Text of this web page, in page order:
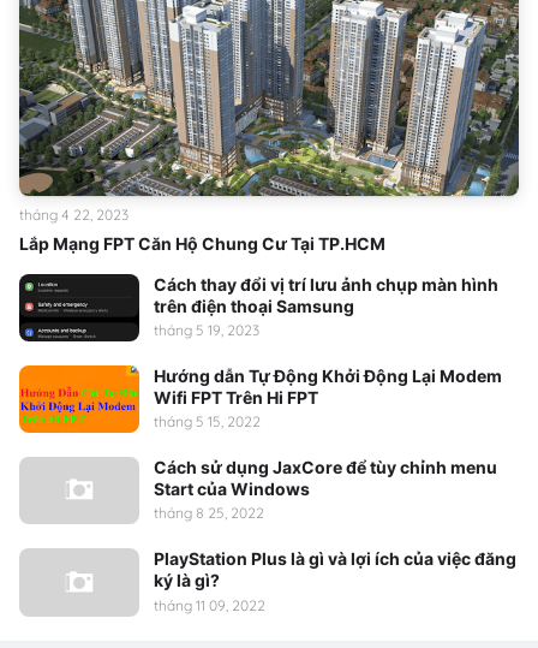
Lắp Mạng FPT Căn Hộ Chung Cư Tại TP.HCM
tháng 4 22, 2023
Cách thay đổi vị trí lưu ảnh chụp màn hình
trên điện thoại Samsung
tháng 5 19, 2023
Hướng dẫn Tự Động Khởi Động Lại Modem
Wifi FPT Trên Hi FPT
tháng 5 15, 2022
Cách sử dụng JaxCore để tùy chỉnh menu
Start của Windows
tháng 8 25, 2022
PlayStation Plus là gì và lợi ích của việc đăng
ký là gì?
tháng 11 09, 2022